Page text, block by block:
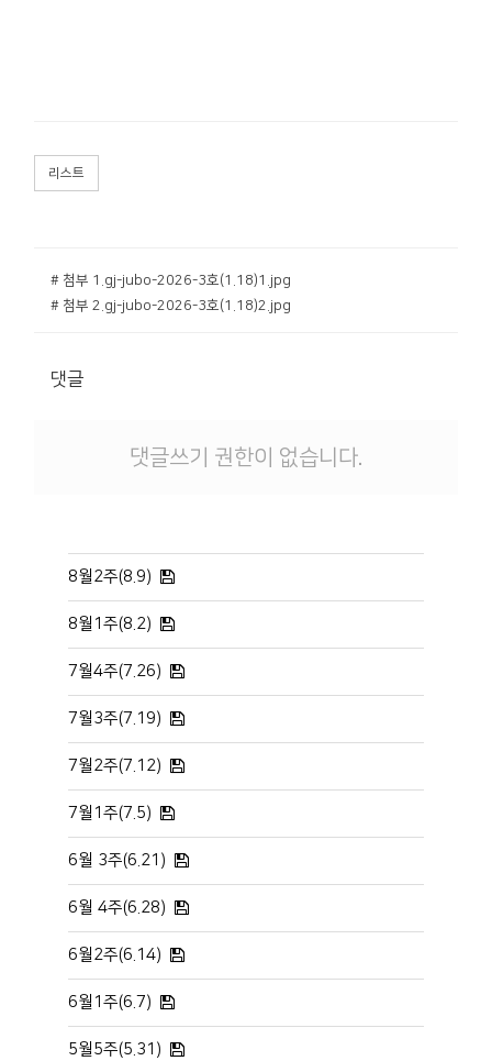
리스트
# 첨부 1.gj-jubo-2026-3호(1.18)1.jpg
# 첨부 2.gj-jubo-2026-3호(1.18)2.jpg
댓글
댓글쓰기 권한이 없습니다.
8월2주(8.9)
8월1주(8.2)
7월4주(7.26)
7월3주(7.19)
7월2주(7.12)
7월1주(7.5)
6월 3주(6.21)
6월 4주(6.28)
6월2주(6.14)
6월1주(6.7)
5월5주(5.31)